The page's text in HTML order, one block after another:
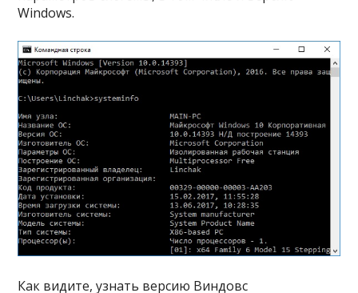
Windows.
Как видите, узнать версию Виндовс